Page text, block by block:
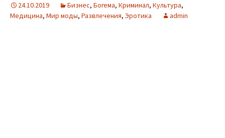
24.10.2019 Бизнес, Богема, Криминал, Культура,
Медицина, Мир моды, Развлечения, Эротика admin